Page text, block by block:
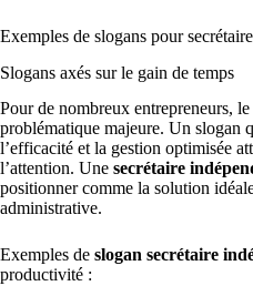
Exemples de slogans pour
Slogans axés sur le gain de temps
Pour de nombreux entrepreneurs,
problématique majeure. Un slogan
l’efficacité et la gestion optimisée
l’attention. Une secrétaire
positionner comme la solution
administrative.
Exemples de slogan secrétaire
productivité :